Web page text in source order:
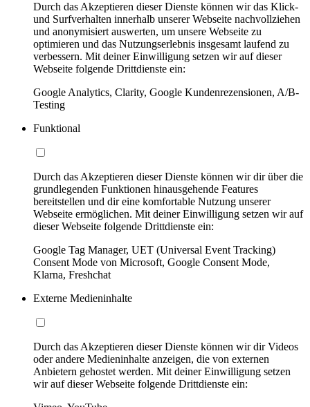
Durch das Akzeptieren dieser Dienste können wir das Klick-
und Surfverhalten innerhalb unserer Webseite nachvollziehen
und anonymisiert auswerten, um unsere Webseite zu
optimieren und das Nutzungserlebnis insgesamt laufend zu
verbessern. Mit deiner Einwilligung setzen wir auf dieser
Webseite folgende Drittdienste ein:
Google Analytics, Clarity, Google Kundenrezensionen, A/B-
Testing
Funktional
Durch das Akzeptieren dieser Dienste können wir dir über die
grundlegenden Funktionen hinausgehende Features
bereitstellen und dir eine komfortable Nutzung unserer
Webseite ermöglichen. Mit deiner Einwilligung setzen wir auf
dieser Webseite folgende Drittdienste ein:
Google Tag Manager, UET (Universal Event Tracking)
Consent Mode von Microsoft, Google Consent Mode,
Klarna, Freshchat
Externe Medieninhalte
Durch das Akzeptieren dieser Dienste können wir dir Videos
oder andere Medieninhalte anzeigen, die von externen
Anbietern gehostet werden. Mit deiner Einwilligung setzen
wir auf dieser Webseite folgende Drittdienste ein: